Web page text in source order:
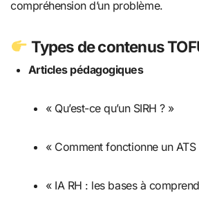
compréhension d’un problème.
Types de contenus
Articles pédagogiques
« Qu’est-ce qu’un SIRH ? »
« Comment fonctionne un ATS
« IA RH : les bases à